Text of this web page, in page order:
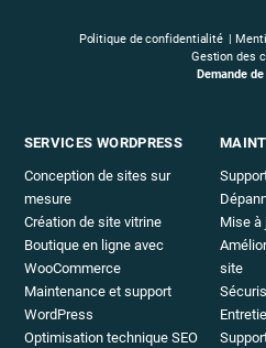
Politique de confidentialité
Gestion des
Demande
SERVICES WORDPRESS
Conception de sites sur
mesure
Création de site vitrine
Boutique en ligne avec
WooCommerce
Maintenance et support
WordPress
Optimisation technique SEO
Mise à
site